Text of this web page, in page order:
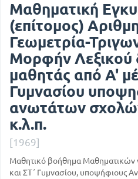
Μαθηματική
(επίτομος)
Γεωμετρία-
Μορφήν Λεξικού
μαθητάς από Α'
Γυμνασίου
ανωτάτων
κ.λ.π.
[1969]
Μαθητικό βοήθημα Μαθηματικών
και ΣΤ΄ Γυμνασίου, υποψήφιους